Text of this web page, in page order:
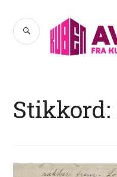
innhold
SØK
Stikkord: